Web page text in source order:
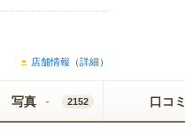
店舗情報（詳細）
写真 2152 口コミ